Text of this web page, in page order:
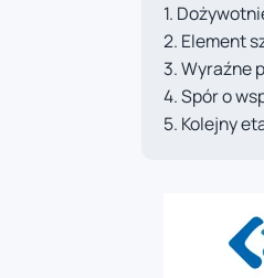
Element
Wyraźne
Spór o
Kolejny